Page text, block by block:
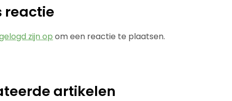
reactie
zijn op om een reactie te plaatsen.
artikelen